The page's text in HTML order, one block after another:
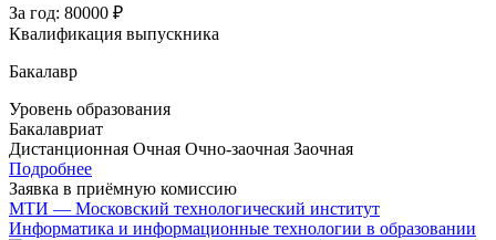
За год: 80000 ₽
Квалификация выпускника
Бакалавр
Уровень образования
Бакалавриат
Дистанционная Очная Очно-заочная Заочная
Подробнее
Заявка в приёмную комиссию
МТИ — Московский технологический институт
Информатика и информационные технологии в образовании